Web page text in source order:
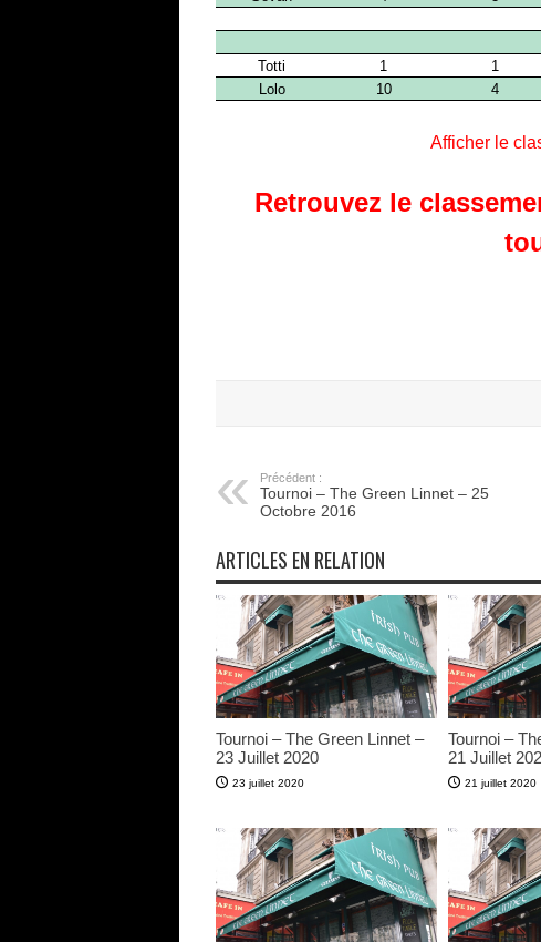
Afficher le
Retrouvez le
Précédent :
Tournoi – The Green Linnet – 25
Octobre 2016
ARTICLES EN RELATION
Tournoi – The Green Linnet –
23 Juillet 2020
23 juillet 2020
Tournoi –
21 Juillet
21 juillet 2020